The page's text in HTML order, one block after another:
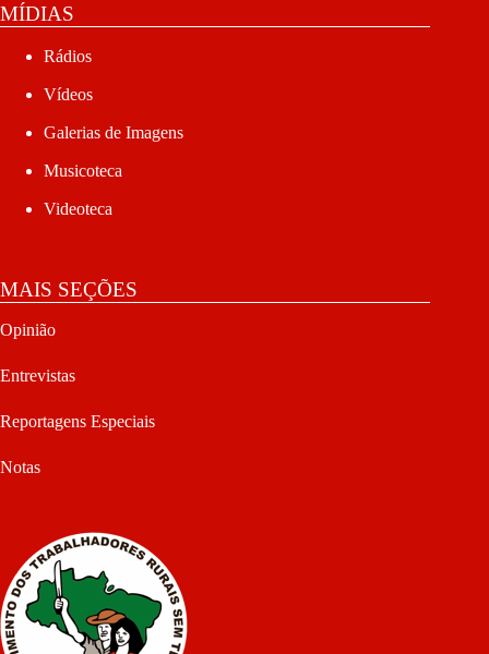
MÍDIAS
Rádios
Vídeos
Galerias de Imagens
Musicoteca
Videoteca
MAIS SEÇÕES
Opinião
Entrevistas
Reportagens Especiais
Notas